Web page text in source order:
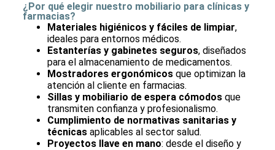
¿Por qué elegir nuestro mobiliario para clínicas y
farmacias?
Materiales higiénicos y fáciles de limpiar,
ideales para entornos médicos.
Estanterías y gabinetes seguros, diseñados
para el almacenamiento de medicamentos.
Mostradores ergonómicosque optimizan la
atención al cliente en farmacias.
Sillas y mobiliario de espera cómodosque
transmiten confianza y profesionalismo.
Cumplimiento de normativas sanitarias y
técnicasaplicables al sector salud.
Proyectos llave en mano: desde el diseño y